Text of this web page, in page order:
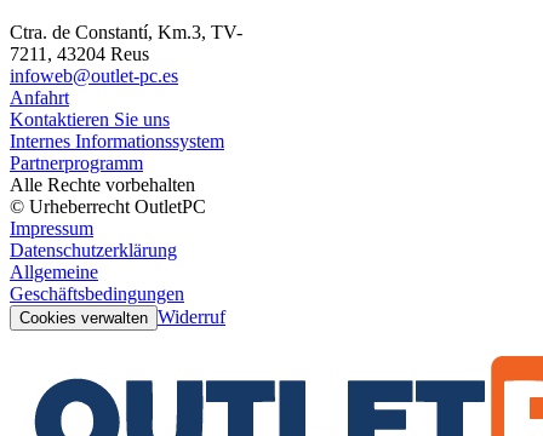
Ctra. de Constantí, Km.3, TV-
7211, 43204 Reus
infoweb@outlet-pc.es
Anfahrt
Kontaktieren Sie uns
Internes Informationssystem
Partnerprogramm
Alle Rechte vorbehalten
© Urheberrecht OutletPC
Impressum
Datenschutzerklärung
Allgemeine
Geschäftsbedingungen
Cookies verwalten Widerruf